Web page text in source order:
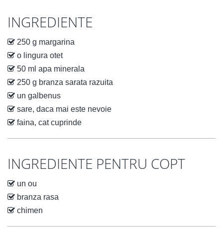
INGREDIENTE
250 g margarina
o lingura otet
50 ml apa minerala
250 g branza sarata razuita
un galbenus
sare, daca mai este nevoie
faina, cat cuprinde
INGREDIENTE PENTRU COPT
un ou
branza rasa
chimen